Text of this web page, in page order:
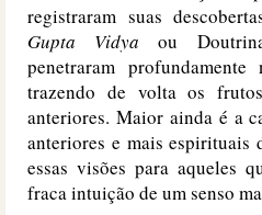
registraram suas
Gupta Vidya ou
penetraram
trazendo de volta os
anteriores. Maior ainda é a
anteriores e mais espirituais
essas visões para aqueles
fraca intuição de um senso